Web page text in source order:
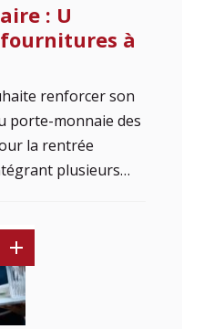
: U
à
renforcer son
porte-monnaie des
la rentrée
plusieurs…